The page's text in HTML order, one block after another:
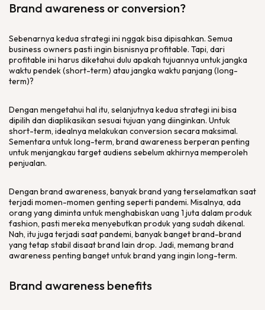
Brand awareness or conversion?
Sebenarnya kedua strategi ini nggak bisa dipisahkan. Semua
business owners pasti ingin bisnisnya profitable. Tapi, dari
profitable ini harus diketahui dulu apakah tujuannya untuk jangka
waktu pendek (short-term) atau jangka waktu panjang (long-
term)?
Dengan mengetahui hal itu, selanjutnya kedua strategi ini bisa
dipilih dan diaplikasikan sesuai tujuan yang diinginkan. Untuk
short-term, idealnya melakukan conversion secara maksimal.
Sementara untuk long-term, brand awareness berperan penting
untuk menjangkau target audiens sebelum akhirnya memperoleh
penjualan.
Dengan brand awareness, banyak brand yang terselamatkan saat
terjadi momen-momen genting seperti pandemi. Misalnya, ada
orang yang diminta untuk menghabiskan uang 1 juta dalam produk
fashion, pasti mereka menyebutkan produk yang sudah dikenal.
Nah, itu juga terjadi saat pandemi, banyak banget brand-brand
yang tetap stabil disaat brand lain drop. Jadi, memang brand
awareness penting banget untuk brand yang ingin long-term.
Brand awareness benefits